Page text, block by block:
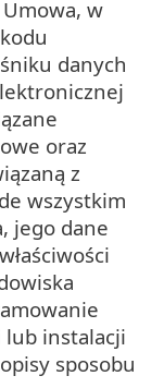
w
danych
oraz
z
wszystkim
jego dane
lub instalacji
sposobu